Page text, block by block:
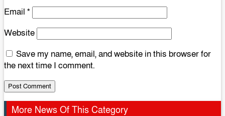
Email *
Website
Save my name, email, and website in this browser for
the next time I comment.
More News Of This Category